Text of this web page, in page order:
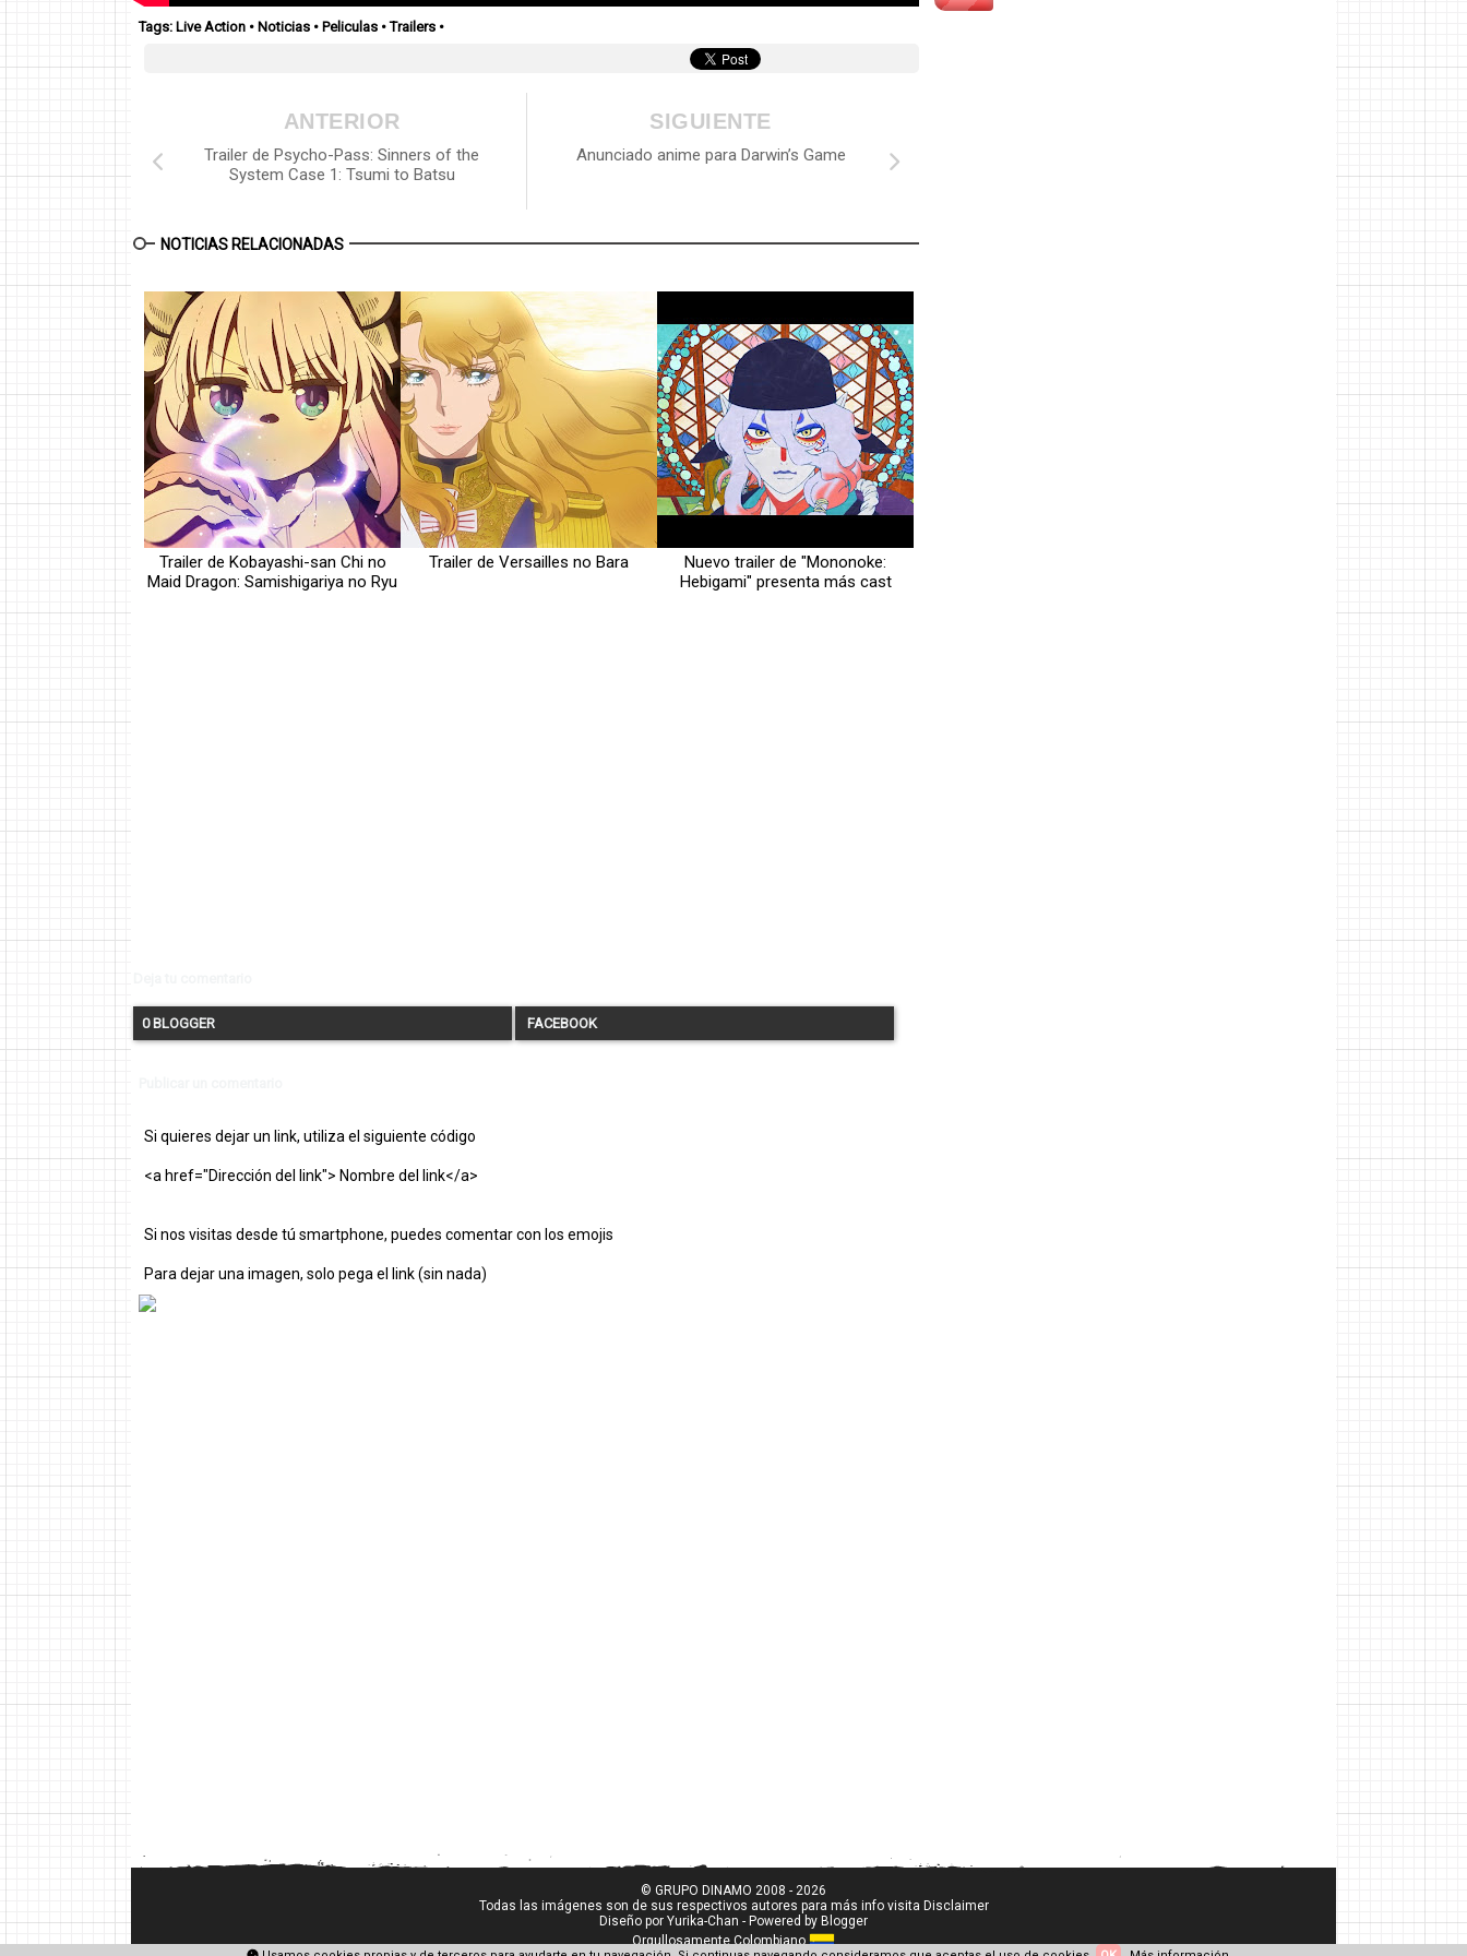
Tags: Live Action • Noticias • Peliculas •Trailers •
SIGUIENTE
Anunciado anime para Darwin’s Game
ANTERIOR
Trailer de Psycho-Pass: Sinners of the
System Case 1: Tsumi to Batsu
NOTICIAS RELACIONADAS
Trailer de Kobayashi-san Chi no
Maid Dragon: Samishigariya no Ryu
Trailer de Versailles no Bara
Nuevo trailer de "Mononoke:
Hebigami" presenta más cast
0 BLOGGER FACEBOOK
Si quieres dejar un link, utiliza el siguiente código
<a href="Dirección del link"> Nombre del link</a>
Si nos visitas desde tú smartphone, puedes comentar con los emojis
Para dejar una imagen, solo pega el link (sin nada)
© GRUPO DINAMO 2008 - 2026
Todas las imágenes son de sus respectivos autores para más info visita Disclaimer
Diseño por Yurika-Chan - Powered by Blogger
Orgullosamente Colombiano